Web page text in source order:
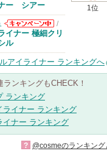
1位
ー シアー
デジャヴュから
のお知らせがあ
/
イナー 極細クリ
ル
アイライナー ランキングへ
ンキングもCHECK！
ランキング
ライナー ランキング
イナー ランキング
? @cosmeのランキング